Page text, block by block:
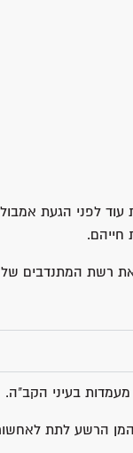
לפני הגעת
חייהם.
את רשת המתנדבים
בעיני הקב"ה.
הרשע לתת